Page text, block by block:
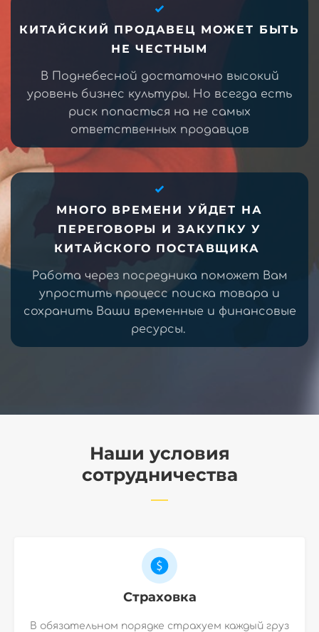
КИТАЙСКИЙ ПРОДАВЕЦ МОЖЕТ БЫТЬ
НЕ ЧЕСТНЫМ
В Поднебесной достаточно высокий
уровень бизнес культуры. Но всегда есть
риск попасться на не самых
ответственных продавцов
МНОГО ВРЕМЕНИ УЙДЕТ НА
ПЕРЕГОВОРЫ И ЗАКУПКУ У
КИТАЙСКОГО ПОСТАВЩИКА
Работа через посредника поможет Вам
упростить процесс поиска товара и
сохранить Ваши временные и финансовые
ресурсы.
Наши условия
сотрудничества
Страховка
В обязательном порядке страхуем каждый груз